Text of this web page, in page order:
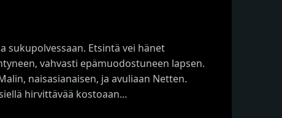
sukupolvessaan. Etsintä vei hänet
vahvasti epämuodostuneen lapsen.
naisasianaisen, ja avuliaan Netten.
hirvittävää kostoaan...